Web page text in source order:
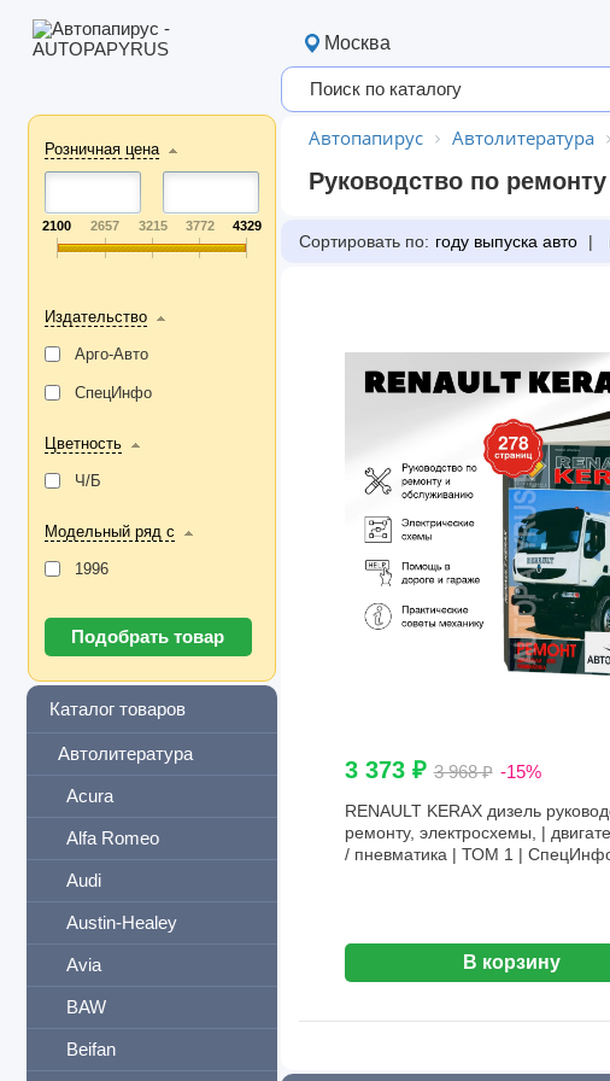
Розничная цена
2100 2657 3215 3772 4329
Издательство
Арго-Авто
СпецИнфо
Цветность
Ч/Б
Модельный ряд с
1996
Каталог товаров
Автолитература
Acura
Alfa Romeo
Audi
Austin-Healey
Avia
BAW
Beifan
Москва
Автопапирус Автолитература
Руководство по
Сортировать по: году выпуска авто |
3 373 ₽3 968 ₽ -15%
RENAULT KERAX дизель
ремонту, электросхемы, |
/ пневматика | ТОМ 1 |
В корзину